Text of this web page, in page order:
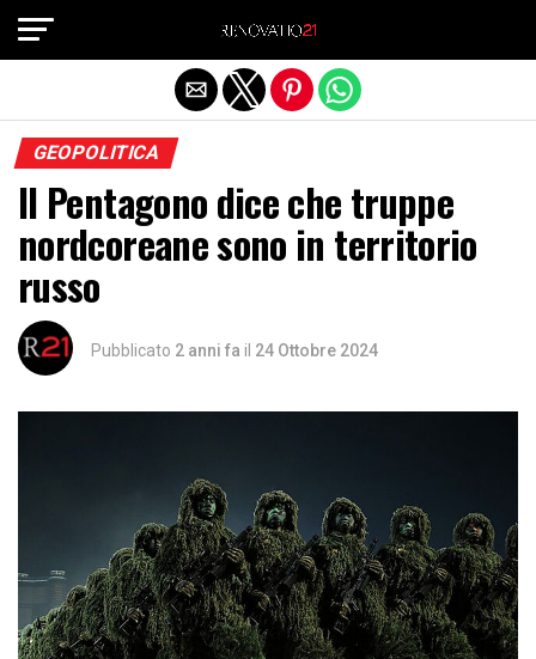
GEOPOLITICA
Il Pentagono dice che truppe
nordcoreane sono in territorio
russo
Pubblicato 2 anni fa il 24 Ottobre 2024
Exit mobile version